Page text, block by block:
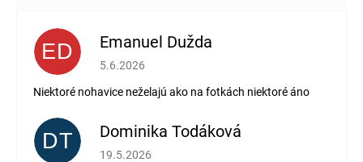
ED Emanuel Dužda
Hodnotenie obchodu je 2 z 5 hviezdičiek.
5.6.2026
Niektoré nohavice neželajú ako na fotkách niektoré áno
DT Dominika Todáková
Hodnotenie obchodu je 5 z 5 hviezdičiek.
19.5.2026